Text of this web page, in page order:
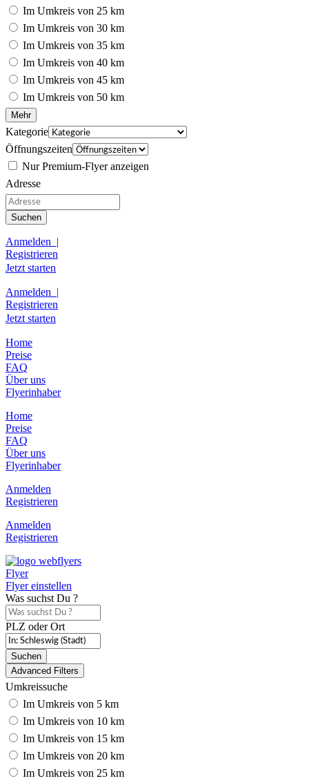
Im Umkreis von 25 km
Im Umkreis von 30 km
Im Umkreis von 35 km
Im Umkreis von 40 km
Im Umkreis von 45 km
Im Umkreis von 50 km
Mehr
Kategorie
Öffnungszeiten
Nur Premium-Flyer anzeigen
Adresse
Suchen
Anmelden |
Registrieren
Jetzt starten
Anmelden |
Registrieren
Jetzt starten
Home
Preise
FAQ
Über uns
Flyerinhaber
Home
Preise
FAQ
Über uns
Flyerinhaber
Anmelden
Registrieren
Anmelden
Registrieren
Flyer
Flyer einstellen
Was suchst Du ?
PLZ oder Ort
Suchen
Advanced Filters
Umkreissuche
Im Umkreis von 5 km
Im Umkreis von 10 km
Im Umkreis von 15 km
Im Umkreis von 20 km
Im Umkreis von 25 km